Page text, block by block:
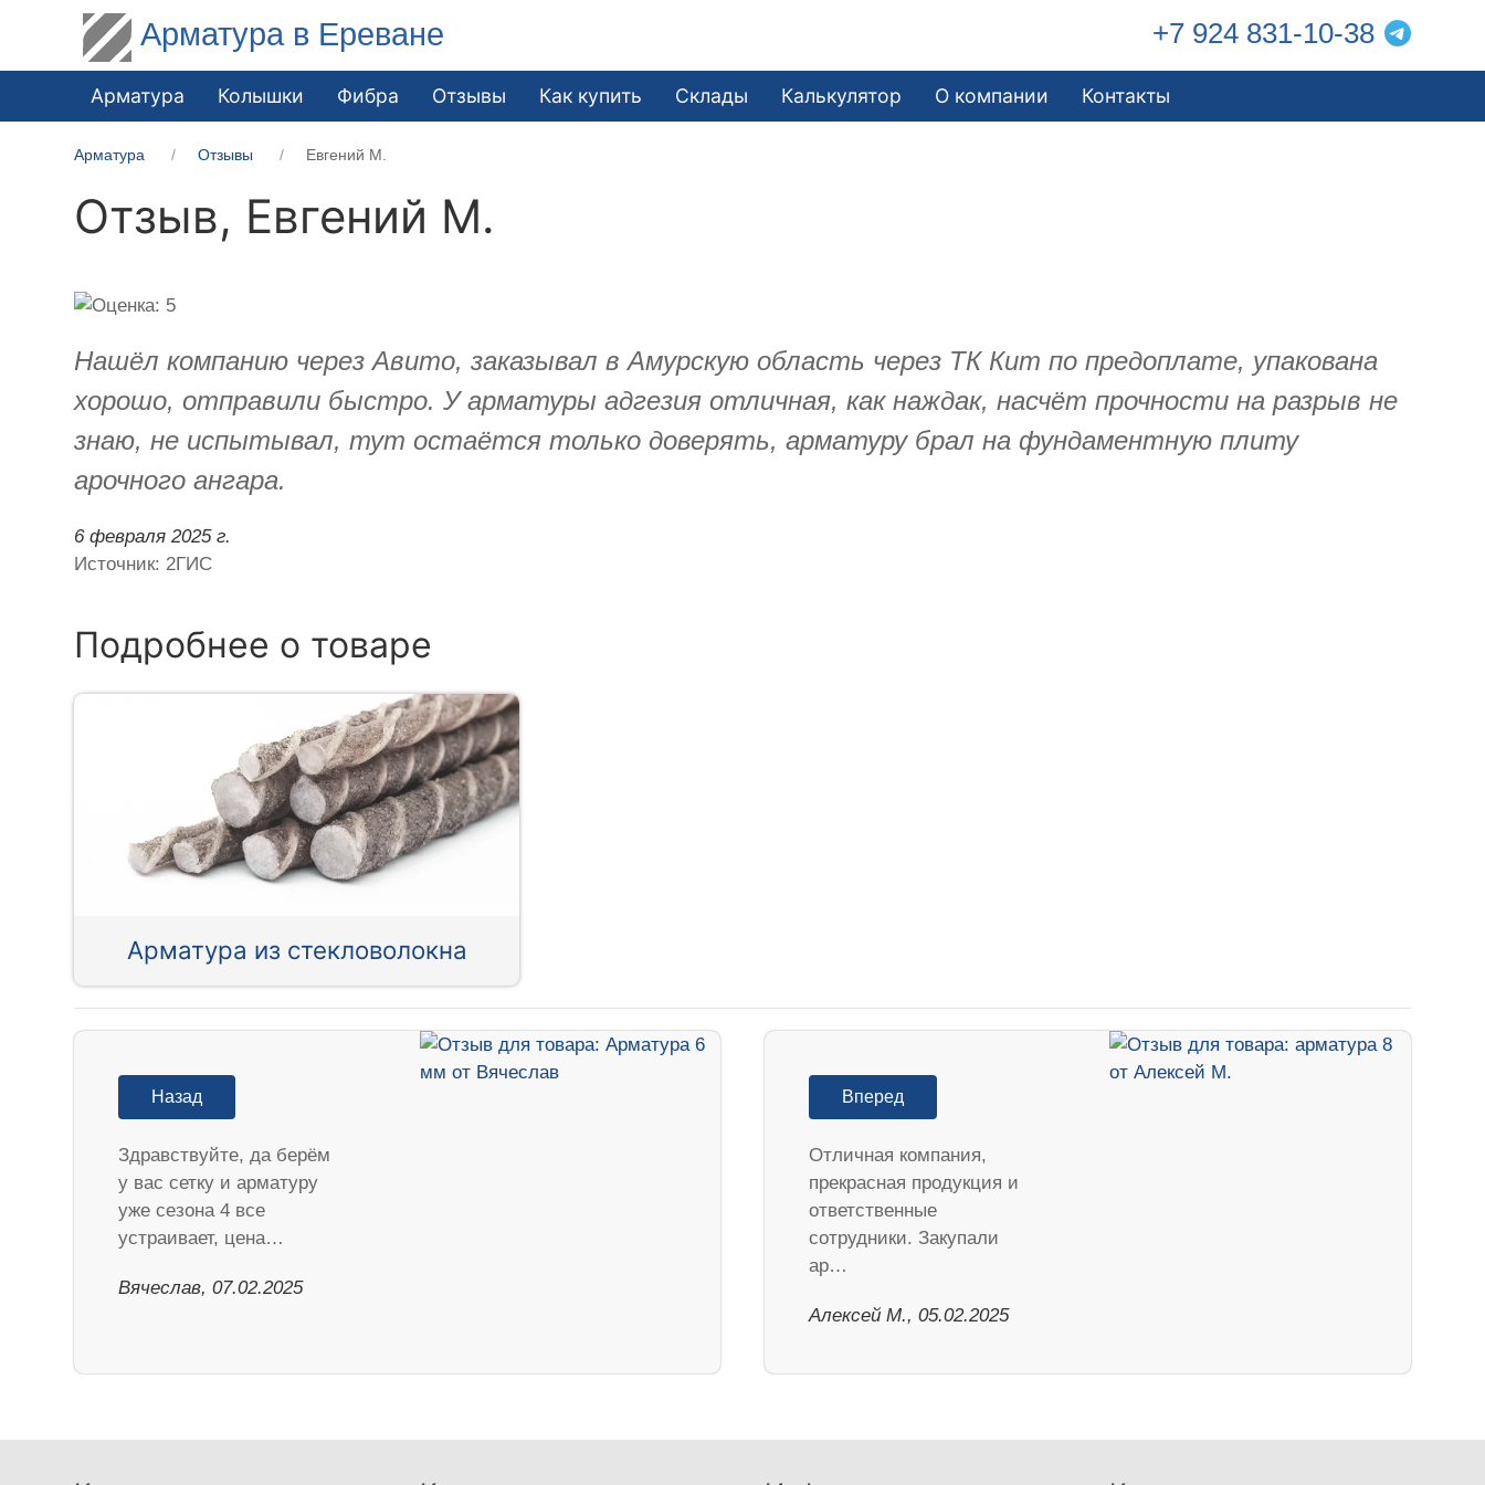
Арматура в Ереване +7 924 831-10-38
Арматура Колышки Фибра Отзывы Как купить Склады Калькулятор О компании Контакты
Арматура Отзывы ​Евгений М.
Отзыв, ​Евгений М.
Нашёл компанию через Авито, заказывал в Амурскую область через ТК Кит по предоплате, упакована
хорошо, отправили быстро. У арматуры адгезия отличная, как наждак, насчёт прочности на разрыв не
знаю, не испытывал, тут остаётся только доверять, арматуру брал на фундаментную плиту
арочного ангара.
6 февраля 2025 г.
Источник: 2ГИС
Подробнее о товаре
Арматура из стекловолокна
Назад
Здравствуйте, да берём
у вас сетку и арматуру
уже сезона 4 все
устраивает, цена…
Вячеслав, 07.02.2025
Вперед
Отличная компания,
прекрасная продукция и
ответственные
сотрудники. Закупали
ар…
Алексей М., 05.02.2025